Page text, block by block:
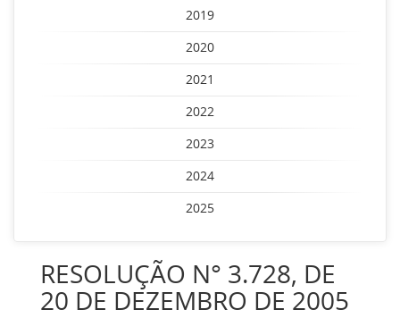
2019
2020
2021
2022
2023
2024
2025
RESOLUÇÃO N° 3.728, DE
20 DE DEZEMBRO DE 2005